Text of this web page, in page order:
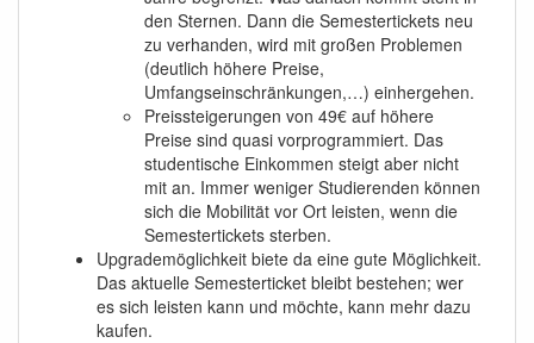
den Sternen. Dann die Semestertickets neu
zu verhanden, wird mit großen Problemen
(deutlich höhere Preise,
Umfangseinschränkungen,…) einhergehen.
Preissteigerungen von 49€ auf höhere
Preise sind quasi vorprogrammiert. Das
studentische Einkommen steigt aber nicht
mit an. Immer weniger Studierenden können
sich die Mobilität vor Ort leisten, wenn die
Semestertickets sterben.
Upgrademöglichkeit biete da eine gute Möglichkeit.
Das aktuelle Semesterticket bleibt bestehen; wer
es sich leisten kann und möchte, kann mehr dazu
kaufen.